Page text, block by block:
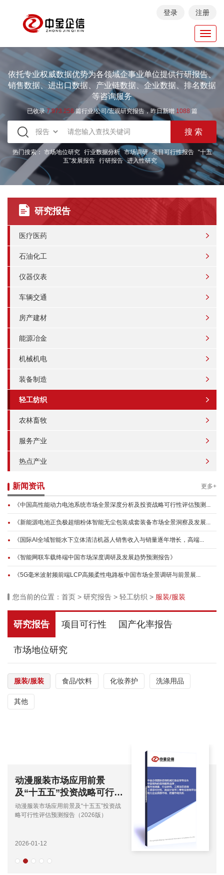
登录 注册
依托专业权威数据优势为各领域企事业单位提供行研报告、
销售数据、进出口数据、产业链数据、企业数据、排名数据
等咨询服务
已收录7.973.258篇行业/公司/宏观研究报告，昨日新增 1088 篇
热门搜索： 市场地位研究 行业数据分析 市场调研 项目可行性报告
“十五
五”发展报告 行研报告 进入性研究
研究报告
医疗医药
石油化工
仪器仪表
车辆交通
房产建材
能源冶金
机械机电
装备制造
轻工纺织
农林畜牧
服务产业
热点产业
新闻资讯 更多+
《中国高性能动力电池系统市场全景深度分析及投资战略可行性评估预测...
《新能源电池正负极超细粉体智能无尘包装成套装备市场全景洞察及发展...
《国际AI全域智能水下立体清洁机器人销售收入与销量逐年增长，高端...
《智能网联车载终端中国市场深度调研及发展趋势预测报告》
《5G毫米波射频前端LCP高频柔性电路板中国市场全景调研与前景展...
您当前的位置： 首页 > 研究报告 > 轻工纺织 > 服装/服装
研究报告 项目可行性 国产化率报告
市场地位研究
服装/服装 食品/饮料 化妆养护 洗涤用品
其他
动漫服装市场应用前景
及“十五五”投资战略可行性
评估预测报告（2026版）
动漫服装市场应用前景及“十五五”投资战
略可行性评估预测报告（2026版）
2026-01-12